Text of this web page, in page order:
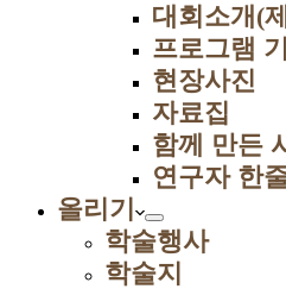
대회소개(
프로그램
현장사진
자료집
함께 만든
연구자 한
올리기
학술행사
학술지